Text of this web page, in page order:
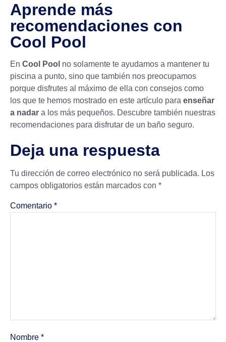
Aprende más
recomendaciones con
Cool Pool
En Cool Pool no solamente te ayudamos a mantener tu
piscina a punto, sino que también nos preocupamos
porque disfrutes al máximo de ella con consejos como
los que te hemos mostrado en este artículo para enseñar
a nadar a los más pequeños. Descubre también nuestras
recomendaciones para disfrutar de un baño seguro.
Deja una respuesta
Tu dirección de correo electrónico no será publicada. Los
campos obligatorios están marcados con *
Comentario *
Nombre *